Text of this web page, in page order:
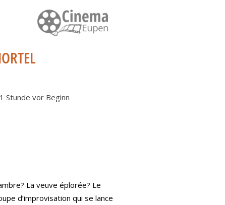
Stunde vor Beginn
La veuve éplorée? Le
d’improvisation qui se lance